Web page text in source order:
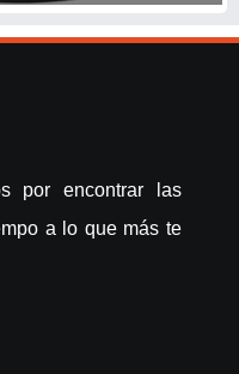
por encontrar las
a lo que más te